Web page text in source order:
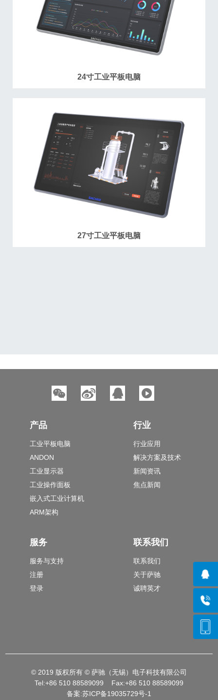
24寸工业平板电脑
27寸工业平板电脑
产品
工业平板电脑
ANDON
工业显示器
工业操作面板
嵌入式工业计算机
ARM架构
行业
行业应用
解决方案及技术
新闻资讯
焦点新闻
服务
服务与支持
注册
登录
联系我们
联系我们
关于萨驰
诚聘英才
© 2019 版权所有 © 萨驰（无锡）电子科技有限公司
Tel:+86 510 88589099 Fax:+86 510 88589099
备案:苏ICP备19035729号-1